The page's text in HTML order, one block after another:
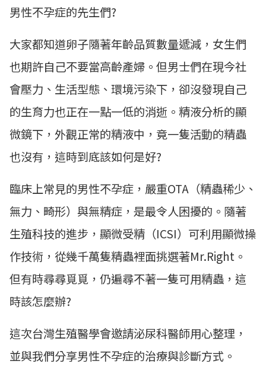
男性不孕症的先生們?
大家都知道卵子隨著年齡品質數量遞減，女生們
也期許自己不要當高齡產婦。但男士們在現今社
會壓力、生活型態、環境污染下，卻沒發現自己
的生育力也正在一點一低的消逝。精液分析的顯
微鏡下，外觀正常的精液中，竟一隻活動的精蟲
也沒有，這時到底該如何是好?
臨床上常見的男性不孕症，嚴重OTA（精蟲稀少、
無力、畸形）與無精症，是最令人困擾的。隨著
生殖科技的進步，顯微受精（ICSI）可利用顯微操
作技術，從幾千萬隻精蟲裡面挑選著Mr.Right。
但有時尋尋覓覓，仍遍尋不著一隻可用精蟲，這
時該怎麼辦?
這次台灣生殖醫學會邀請泌尿科醫師用心整理，
並與我們分享男性不孕症的治療與診斷方式。